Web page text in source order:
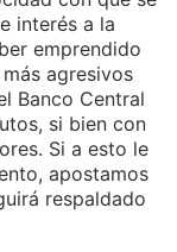
interés a la
emprendido
agresivos
Banco Central
si bien con
Si a esto le
apostamos
respaldado